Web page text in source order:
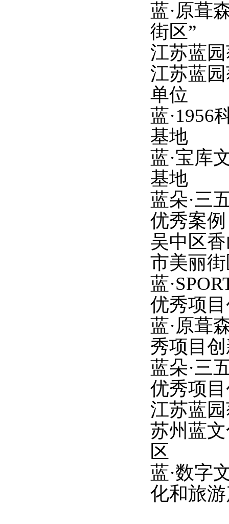
蓝·原葺
街区”
江苏蓝
江苏蓝
单位
蓝·1956
基地
蓝·宝库
基地
蓝朵·三
优秀案例
吴中区
市美丽
蓝
优秀项
蓝·原葺
秀项目
蓝朵·三
优秀项
江苏蓝
苏州蓝
区
蓝·数字
化和旅